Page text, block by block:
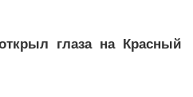
глаза на Красный